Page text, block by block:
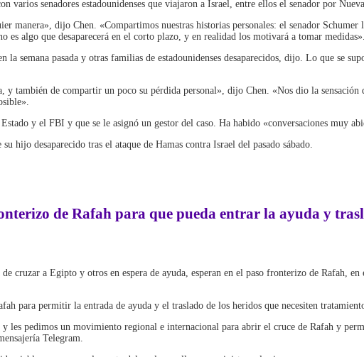
varios senadores estadounidenses que viajaron a Israel, entre ellos el senador por
manera», dijo Chen. «Compartimos nuestras historias personales: el senador
es algo que desaparecerá en el corto plazo, y en realidad los motivará a tomar medidas».
la semana pasada y otras familias de estadounidenses desaparecidos, dijo. Lo que se
y también de compartir un poco su pérdida personal», dijo Chen. «Nos dio la
y el FBI y que se le asignó un gestor del caso. Ha habido «conversaciones muy
hijo desaparecido tras el ataque de Hamas contra Israel del pasado sábado.
de Rafah para que pueda entrar la ayuda y
de cruzar a Egipto y otros en espera de ayuda, esperan en el paso fronterizo de
para permitir la entrada de ayuda y el traslado de los heridos que necesiten
les pedimos un movimiento regional e internacional para abrir el cruce de Rafah y
Telegram.